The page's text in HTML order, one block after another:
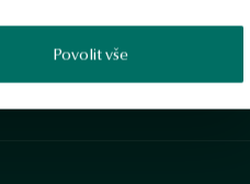
Povolit vše